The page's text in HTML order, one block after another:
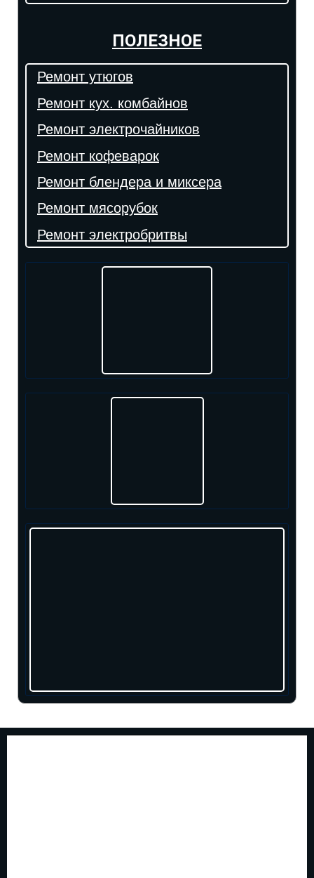
ПОЛЕЗНОЕ
Ремонт утюгов
Ремонт кух. комбайнов
Ремонт электрочайников
Ремонт кофеварок
Ремонт блендера и миксера
Ремонт мясорубок
Ремонт электробритвы